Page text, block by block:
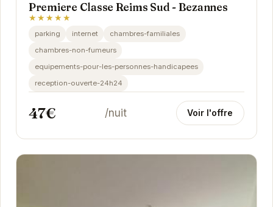
Premiere Classe Reims Sud - Bezannes
★★★★★
parking internet
chambres-familiales
chambres-non-fumeurs
equipements-pour-les-personnes-handicapees
reception-ouverte-24h24
47€ /nuit Voir l'offre